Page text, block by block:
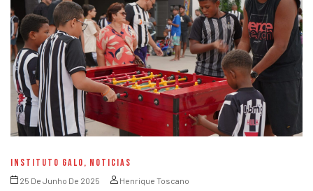
INSTITUTO GALO, NOTICIAS
25 De Junho De 2025 Henrique Toscano